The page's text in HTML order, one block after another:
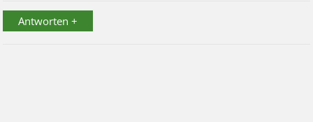
Antworten +